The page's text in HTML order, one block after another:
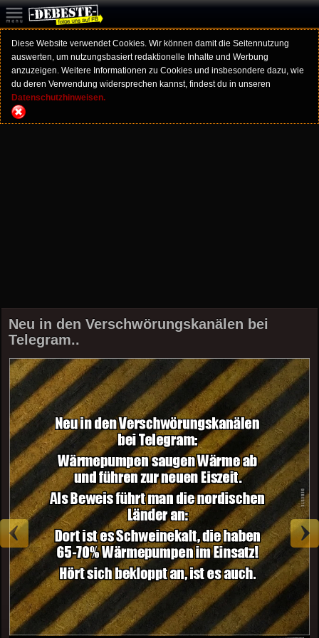
Diese Website verwendet Cookies. Wir können damit die Seitennutzung
auswerten, um nutzungsbasiert redaktionelle Inhalte und Werbung
anzuzeigen. Weitere Informationen zu Cookies und insbesondere dazu, wie
du deren Verwendung widersprechen kannst, findest du in unseren
Datenschutzhinweisen.
Neu in den Verschwörungskanälen bei
Telegram..